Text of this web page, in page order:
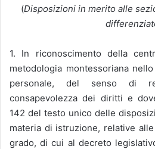
(Disposizioni in merito alle
1. In riconoscimento della
metodologia montessoriana
personale, del senso di
consapevolezza dei diritti e
142 del testo unico delle
materia di istruzione, relative
grado, di cui al decreto